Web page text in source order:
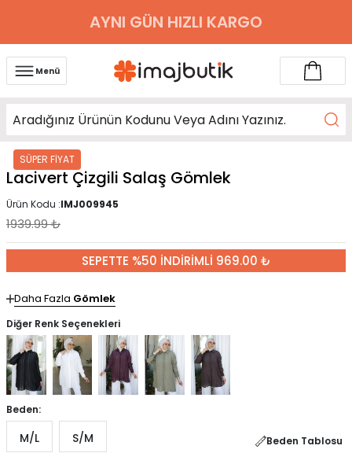
AYNI GÜN HIZLI KARGO
Menü
SÜPER FİYAT
Lacivert Çizgili Salaş Gömlek
Ürün Kodu :IMJ009945
1939.99₺
SEPETTE %50 İNDİRİMLİ 969.00 ₺
Daha Fazla Gömlek
Diğer Renk Seçenekleri
Beden:
M/L S/M Beden Tablosu